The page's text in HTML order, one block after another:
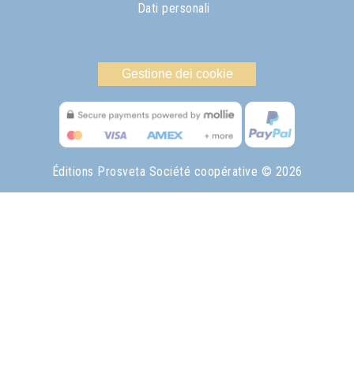
Dati personali
Gestione dei cookie
Éditions Prosveta Société coopérative © 2026